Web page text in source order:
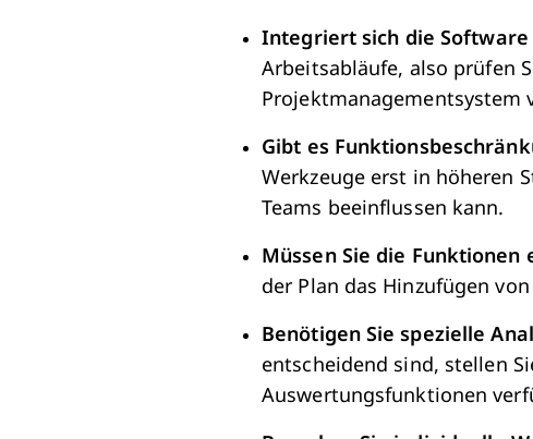
Integriert sich die Software
Arbeitsabläufe, also prüfen
Projektmanagementsystem
Gibt es
Werkzeuge erst in höheren
Teams beeinflussen kann.
Müssen Sie die
der Plan das Hinzufügen
Benötigen Sie spezielle
entscheidend sind, stellen
Auswertungsfunktionen